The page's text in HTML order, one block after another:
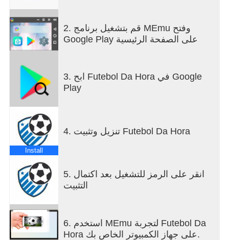
2. قم بتشغيل برنامج MEmu وفتح
Google Play على الصفحة الرئيسية
3. ابح Futebol Da Hora في Google
Play
Install
4. تنزيل وتثبيت Futebol Da Hora
5. انقر على الرمز للتشغيل بعد اكتمال
التثبيت
6. استخدم MEmu لتجربة Futebol Da
Hora على جهاز الكمبيوتر الخاص بك.